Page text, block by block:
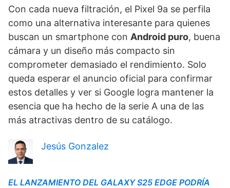
Con cada nueva filtración, el Pixel 9a se perfila
como una alternativa interesante para quienes
buscan un smartphone con Android puro, buena
cámara y un diseño más compacto sin
comprometer demasiado el rendimiento. Solo
queda esperar el anuncio oficial para confirmar
estos detalles y ver si Google logra mantener la
esencia que ha hecho de la serie A una de las
más atractivas dentro de su catálogo.
Jesús Gonzalez
EL LANZAMIENTO DEL GALAXY S25 EDGE PODRÍA